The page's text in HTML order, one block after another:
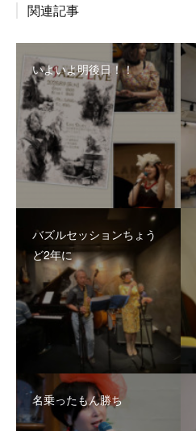
関連記事
いよいよ明後日！！
バズルセッションちょう
ど2年に
名乗ったもん勝ち